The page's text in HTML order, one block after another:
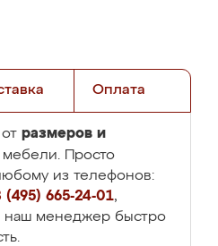
Оплата
размеров и
Просто
из телефонов:
(495) 665-24-01,
наш менеджер быстро